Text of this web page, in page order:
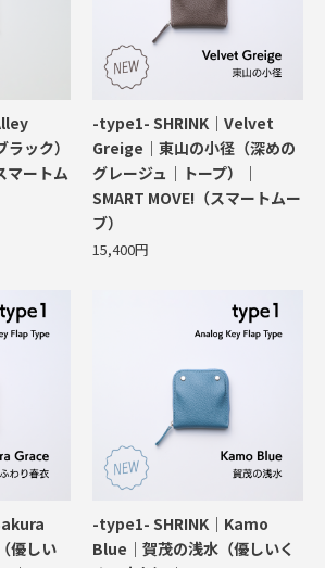
ック）
マートム
-type1- SHRINK｜Velvet
Greige｜東山の小径（深めの
グレージュ｜トープ）｜
SMART MOVE!（スマートムー
ブ）
15,400円
優しい
-type1- SHRINK｜Kamo
Blue｜賀茂の浅水（優しいく